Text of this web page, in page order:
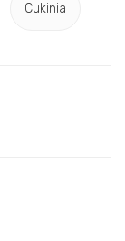
Cukinia